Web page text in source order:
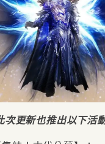
次更新也推出以下活